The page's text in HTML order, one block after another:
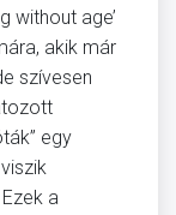
without age’
akik már
szívesen
egy
a